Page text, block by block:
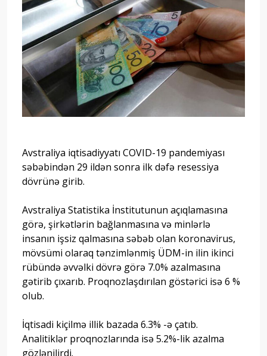
Avstraliya iqtisadiyyatı COVID-19 pandemiyası
səbəbindən 29 ildən sonra ilk dəfə resessiya
dövrünə girib.
Avstraliya Statistika İnstitutunun açıqlamasına
görə, şirkətlərin bağlanmasına və minlərlə
insanın işsiz qalmasına səbəb olan koronavirus,
mövsümi olaraq tənzimlənmiş ÜDM-in ilin ikinci
rübündə əvvəlki dövrə görə 7.0% azalmasına
gətirib çıxarıb. Proqnozlaşdırılan göstərici isə 6 %
olub.
İqtisadi kiçilmə illik bazada 6.3% -ə çatıb.
Analitiklər proqnozlarında isə 5.2%-lik azalma
gözlənilirdi.